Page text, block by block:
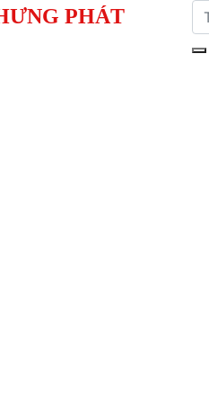
PHÁT